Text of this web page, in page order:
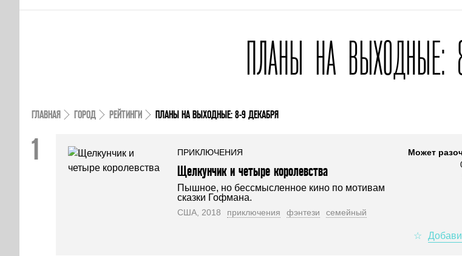
ПЛАНЫ НА ВЫХОДНЫЕ:
ГЛАВНАЯ ГОРОД РЕЙТИНГИ ПЛАНЫ НА ВЫХОДНЫЕ: 8-9 ДЕКАБРЯ
ПРИКЛЮЧЕНИЯ
Щелкунчик и четыре королевства
Пышное, но бессмысленное кино по мотивам
сказки Гофмана.
США, 2018 приключения фэнтези семейный
Может